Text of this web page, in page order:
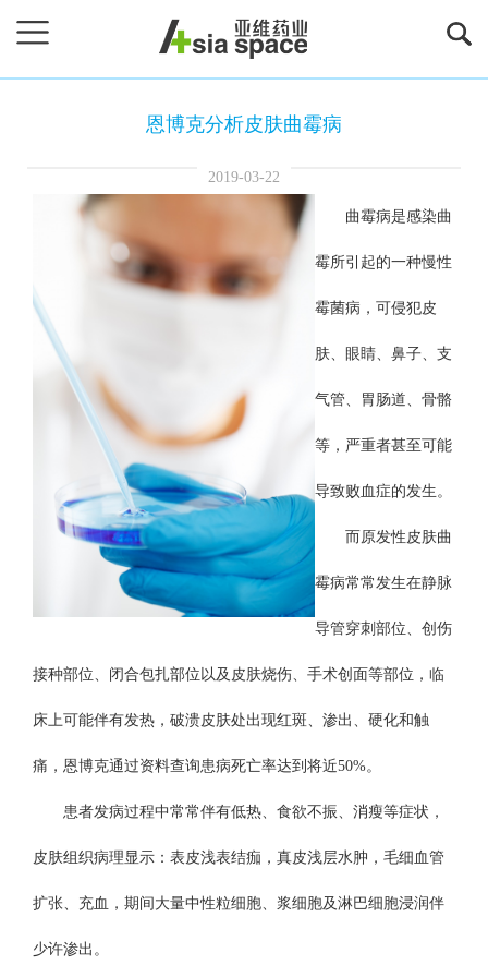
恩博克分析皮肤曲霉病
2019-03-22
曲霉病是感染曲
霉所引起的一种慢性
霉菌病，可侵犯皮
肤、眼睛、鼻子、支
气管、胃肠道、骨骼
等，严重者甚至可能
导致败血症的发生。
而原发性皮肤曲
霉病常常发生在静脉
导管穿刺部位、创伤
接种部位、闭合包扎部位以及皮肤烧伤、手术创面等部位，临
床上可能伴有发热，破溃皮肤处出现红斑、渗出、硬化和触
痛，恩博克通过资料查询患病死亡率达到将近50%。
患者发病过程中常常伴有低热、食欲不振、消瘦等症状，
皮肤组织病理显示：表皮浅表结痂，真皮浅层水肿，毛细血管
扩张、充血，期间大量中性粒细胞、浆细胞及淋巴细胞浸润伴
少许渗出。